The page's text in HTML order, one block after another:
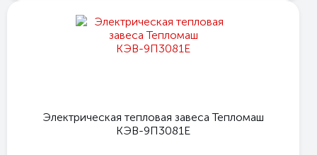
Электрическая тепловая завеса Тепломаш
КЭВ-9П3081E